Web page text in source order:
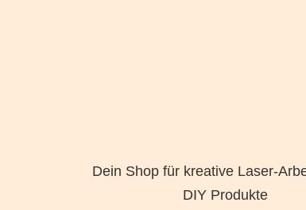
Dein Shop für kreative Laser-
DIY Produkte